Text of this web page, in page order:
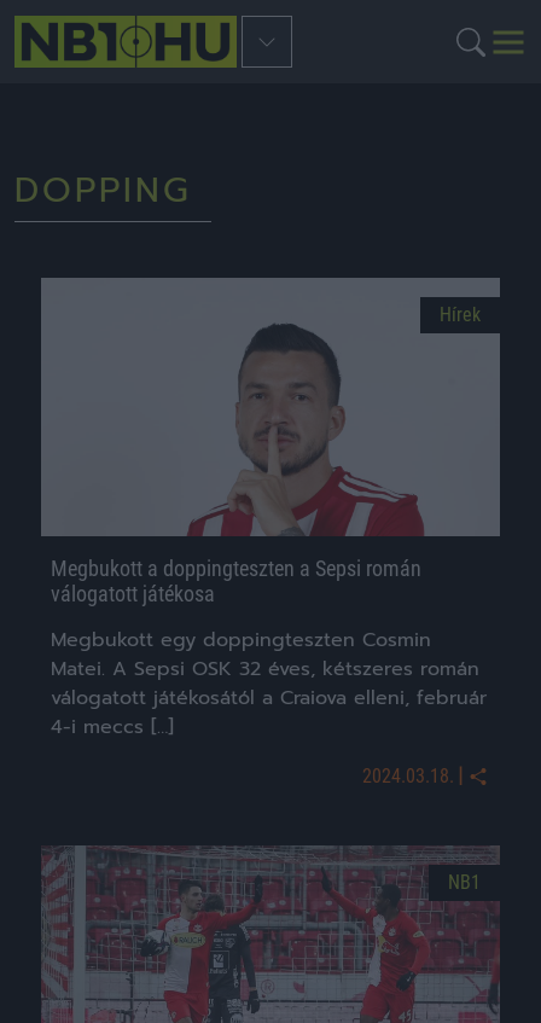
DOPPING
Hírek
Megbukott a doppingteszten a Sepsi román
válogatott játékosa
Megbukott egy doppingteszten Cosmin
Matei. A Sepsi OSK 32 éves, kétszeres román
válogatott játékosától a Craiova elleni, február
4-i meccs […]
2024.03.18. |
NB1